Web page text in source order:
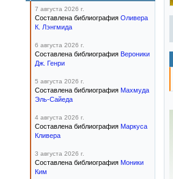
7 августа 2026 г.
Составлена библиография Оливера
К. Лэнгмида
6 августа 2026 г.
Составлена библиография Вероники
Дж. Генри
5 августа 2026 г.
Составлена библиография Махмуда
Эль-Сайеда
4 августа 2026 г.
Составлена библиография Маркуса
Кливера
3 августа 2026 г.
Составлена библиография Моники
Ким